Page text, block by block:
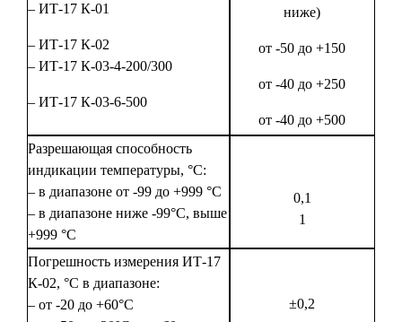
– ИТ-17 К-01
– ИТ-17 К-02
– ИТ-17 К-03-4-200/300
– ИТ-17 К-03-6-500
ниже)
от -50 до +150
от -40 до +250
от -40 до +500
Разрешающая способность
индикации температуры, °С:
– в диапазоне от -99 до +999 °С
– в диапазоне ниже -99°С, выше
+999 °С
0,1
1
Погрешность измерения ИТ-17
К-02, °С в диапазоне:
– от -20 до +60°С
±0,2